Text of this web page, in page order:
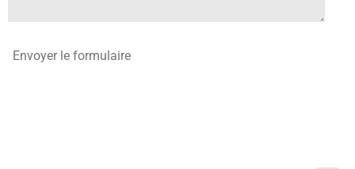
Envoyer le formulaire